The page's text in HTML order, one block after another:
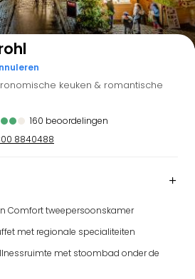
Bekijk op kaart
keuken & romantische
160 beoordelingen
8840488
Comfort tweepersoonskamer
met regionale specialiteiten
met stoombad onder de